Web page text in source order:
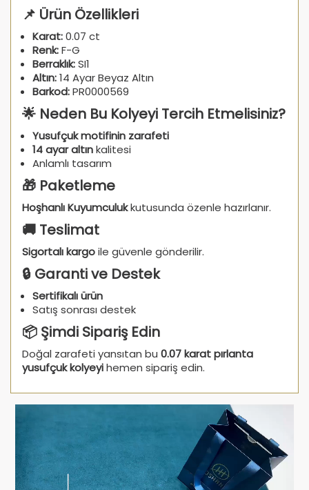
📌 Ürün Özellikleri
Karat:0.07 ct
Renk:F-G
Berraklık:SI1
Altın:14 Ayar Beyaz Altın
Barkod:PR0000569
🌟 Neden Bu Kolyeyi Tercih Etmelisiniz?
Yusufçuk motifinin zarafeti
14 ayar altınkalitesi
Anlamlı tasarım
🎁 Paketleme
Hoşhanlı Kuyumculukkutusunda özenle hazırlanır.
🚚 Teslimat
Sigortalı kargoile güvenle gönderilir.
🔒 Garanti ve Destek
Sertifikalı ürün
Satış sonrası destek
📦 Şimdi Sipariş Edin
Doğal zarafeti yansıtan bu 0.07 karat pırlanta
yusufçuk kolyeyihemen sipariş edin.